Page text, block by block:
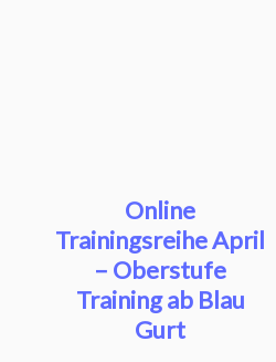
Online
Trainingsreihe April
– Oberstufe
Training ab Blau
Gurt